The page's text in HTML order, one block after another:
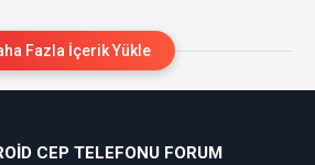
Fazla İçerik Yükle
CEP TELEFONU FORUM